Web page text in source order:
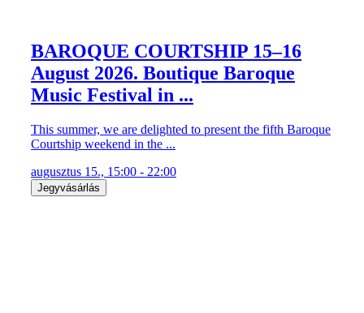
BAROQUE COURTSHIP 15–16
August 2026. Boutique Baroque
Music Festival in ...
This summer, we are delighted to present the fifth Baroque
Courtship weekend in the ...
augusztus 15., 15:00 - 22:00
Jegyvásárlás